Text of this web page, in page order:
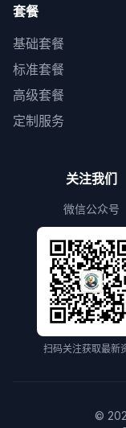
套餐
基础套餐
标准套餐
高级套餐
定制服务
关注我们
微信公众号
扫码关注获取最新
©